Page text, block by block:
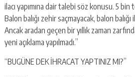
ilacı yapımına dair talebi söz konusu. 5
Balon balığı zehir saçmayacak, balon
Ancak aradan geçen bir yıllık zaman
yeni açıklama yapılmadı.”
“BUGÜNE DEK İHRACAT YAPTINIZ MI?”